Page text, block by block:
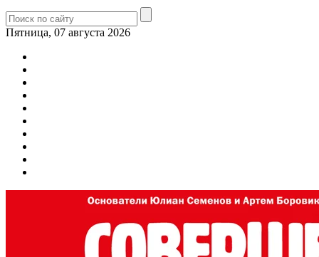
Пятница, 07 августа 2026